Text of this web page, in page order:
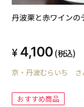
丹波栗と赤ワインの
4,100 (税込)
京・丹波むらいち さ
おすすめ商品